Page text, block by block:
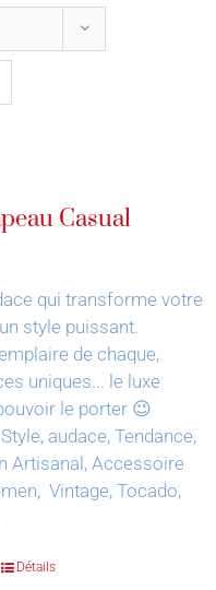
Casual
qui transforme votre
style puissant.
de chaque,
uniques... le luxe
le porter 😉
audace, Tendance,
Artisanal, Accessoire
Vintage, Tocado,
Détails